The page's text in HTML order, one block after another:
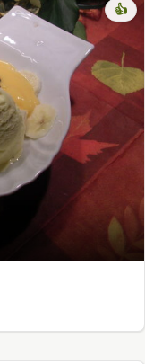
👍